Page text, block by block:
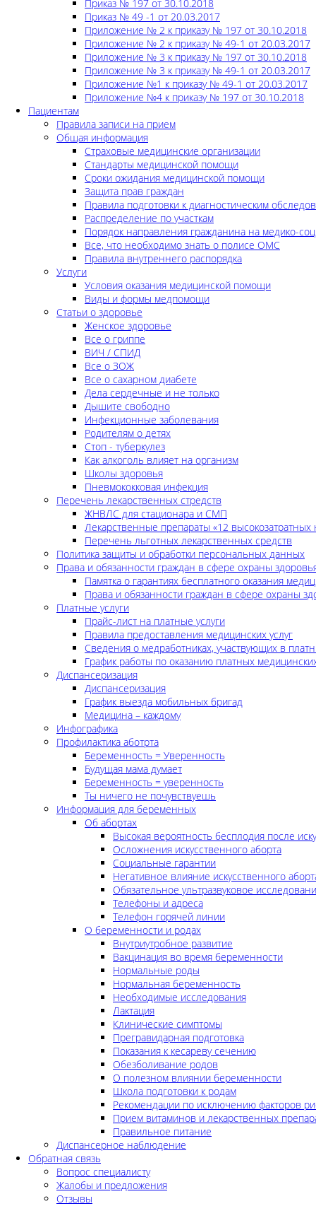
Приказ № 197 от 30.10.2018
Приказ № 49 -1 от 20.03.2017
Приложение № 2 к приказу № 197 от 30.10.2018
Приложение № 2 к приказу № 49-1 от 20.03.2017
Приложение № 3 к приказу № 197 от 30.10.2018
Приложение № 3 к приказу № 49-1 от 20.03.2017
Приложение №1 к приказу № 49-1 от 20.03.2017
Приложение №4 к приказу № 197 от 30.10.2018
Пациентам
Правила записи на прием
Общая информация
Страховые медицинские организации
Стандарты медицинской помощи
Сроки ожидания медицинской помощи
Защита прав граждан
Правила подготовки к диагностическим
Распределение по участкам
Порядок направления гражданина на медико-
Все, что необходимо знать о полисе ОМС
Правила внутреннего распорядка
Услуги
Условия оказания медицинской помощи
Виды и формы медпомощи
Статьи о здоровье
Женское здоровье
Все о гриппе
ВИЧ / СПИД
Все о ЗОЖ
Все о сахарном диабете
Дела сердечные и не только
Дышите свободно
Инфекционные заболевания
Родителям о детях
Стоп - туберкулез
Как алкоголь влияет на организм
Школы здоровья
Пневмококковая инфекция
Перечень лекарственных стредств
ЖНВЛС для стационара и СМП
Лекарственные препараты «12 высокозатратных
Перечень льготных лекарственных средств
Политика защиты и обработки персональных данных
Права и обязанности граждан в сфере охраны
Памятка о гарантиях бесплатного оказания
Права и обязанности граждан в сфере охраны
Платные услуги
Прайс-лист на платные услуги
Правила предоставления медицинских услуг
Сведения о медработниках, участвующих в
График работы по оказанию платных
Диспансеризация
Диспансеризация
График выезда мобильных бригад
Медицина – каждому
Инфографика
Профилактика аботрта
Беременность = Уверенность
Будущая мама думает
Беременность = уверенность
Ты ничего не почувствуешь
Информация для беременных
Об абортах
Высокая вероятность бесплодия после
Осложнения искусственного аборта
Социальные гарантии
Негативное влияние искусственного
Обязательное ультразвуковое
Телефоны и адреса
Телефон горячей линии
О беременности и родах
Внутриутробное развитие
Вакцинация во время беременности
Нормальные роды
Нормальная беременность
Необходимые исследования
Лактация
Клинические симптомы
Прегравидарная подготовка
Показания к кесареву сечению
Обезболивание родов
О полезном влиянии беременности
Школа подготовки к родам
Рекомендации по исключению факторов
Прием витаминов и лекарственных
Правильное питание
Диспансерное наблюдение
Обратная связь
Вопрос специалисту
Жалобы и предложения
Отзывы